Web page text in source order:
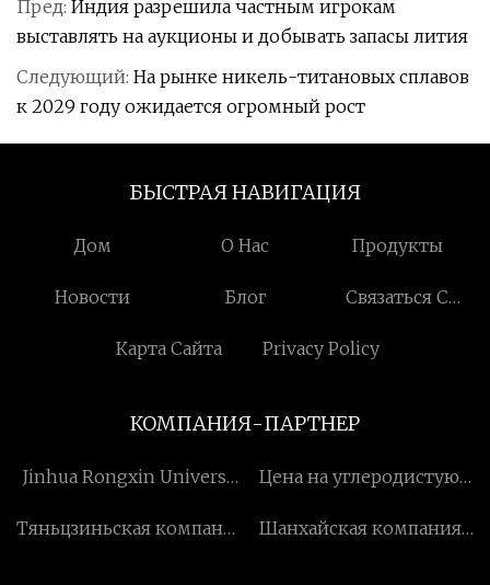
Пред: Индия разрешила частным игрокам
выставлять на аукционы и добывать запасы лития
Следующий: На рынке никель-титановых сплавов
к 2029 году ожидается огромный рост
БЫСТРАЯ НАВИГАЦИЯ
Дом О Нас Продукты
Новости Блог
Связаться С
Карта Сайта
Privacy Policy
КОМПАНИЯ-ПАРТНЕР
Jinhua Rongxin Universal
Цена на углеродистую
Тяньцзиньская компания
Шанхайская компания